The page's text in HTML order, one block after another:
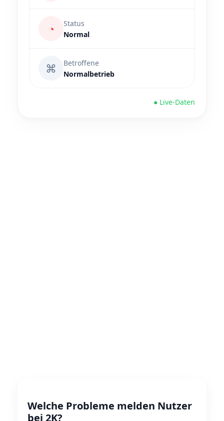
◔
Status
Normal
⌘
Betroffene
Normalbetrieb
● Live-Daten
Welche Probleme melden Nutzer
bei 2K?